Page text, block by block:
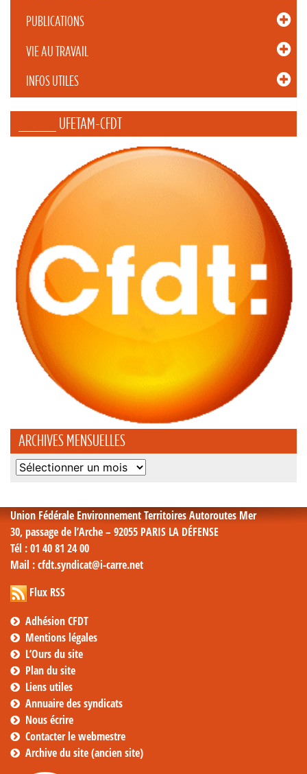
PUBLICATIONS
VIE AU TRAVAIL
INFOS UTILES
_____ UFETAM-CFDT
ARCHIVES MENSUELLES
Archives
Union Fédérale Environnement Territoires Autoroutes Mer
30, passage de l’Arche – 92055 PARIS LA DÉFENSE
Tél : 01 40 81 24 00
Mail : cfdt.syndicat@i-carre.net
Flux RSS
Adhésion CFDT
Mentions légales
L’Ours du site
Plan du site
Liens utiles
Annuaire des syndicats
Nous écrire
Contacter le webmestre
Archive du site (ancien site)